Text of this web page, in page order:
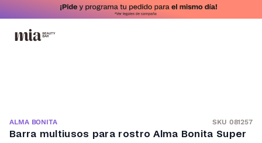
ALMA BONITA SKU 081257
Barra multiusos para rostro Alma Bonita Super